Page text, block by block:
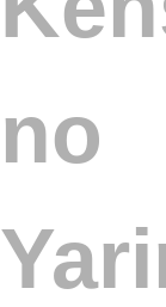
no